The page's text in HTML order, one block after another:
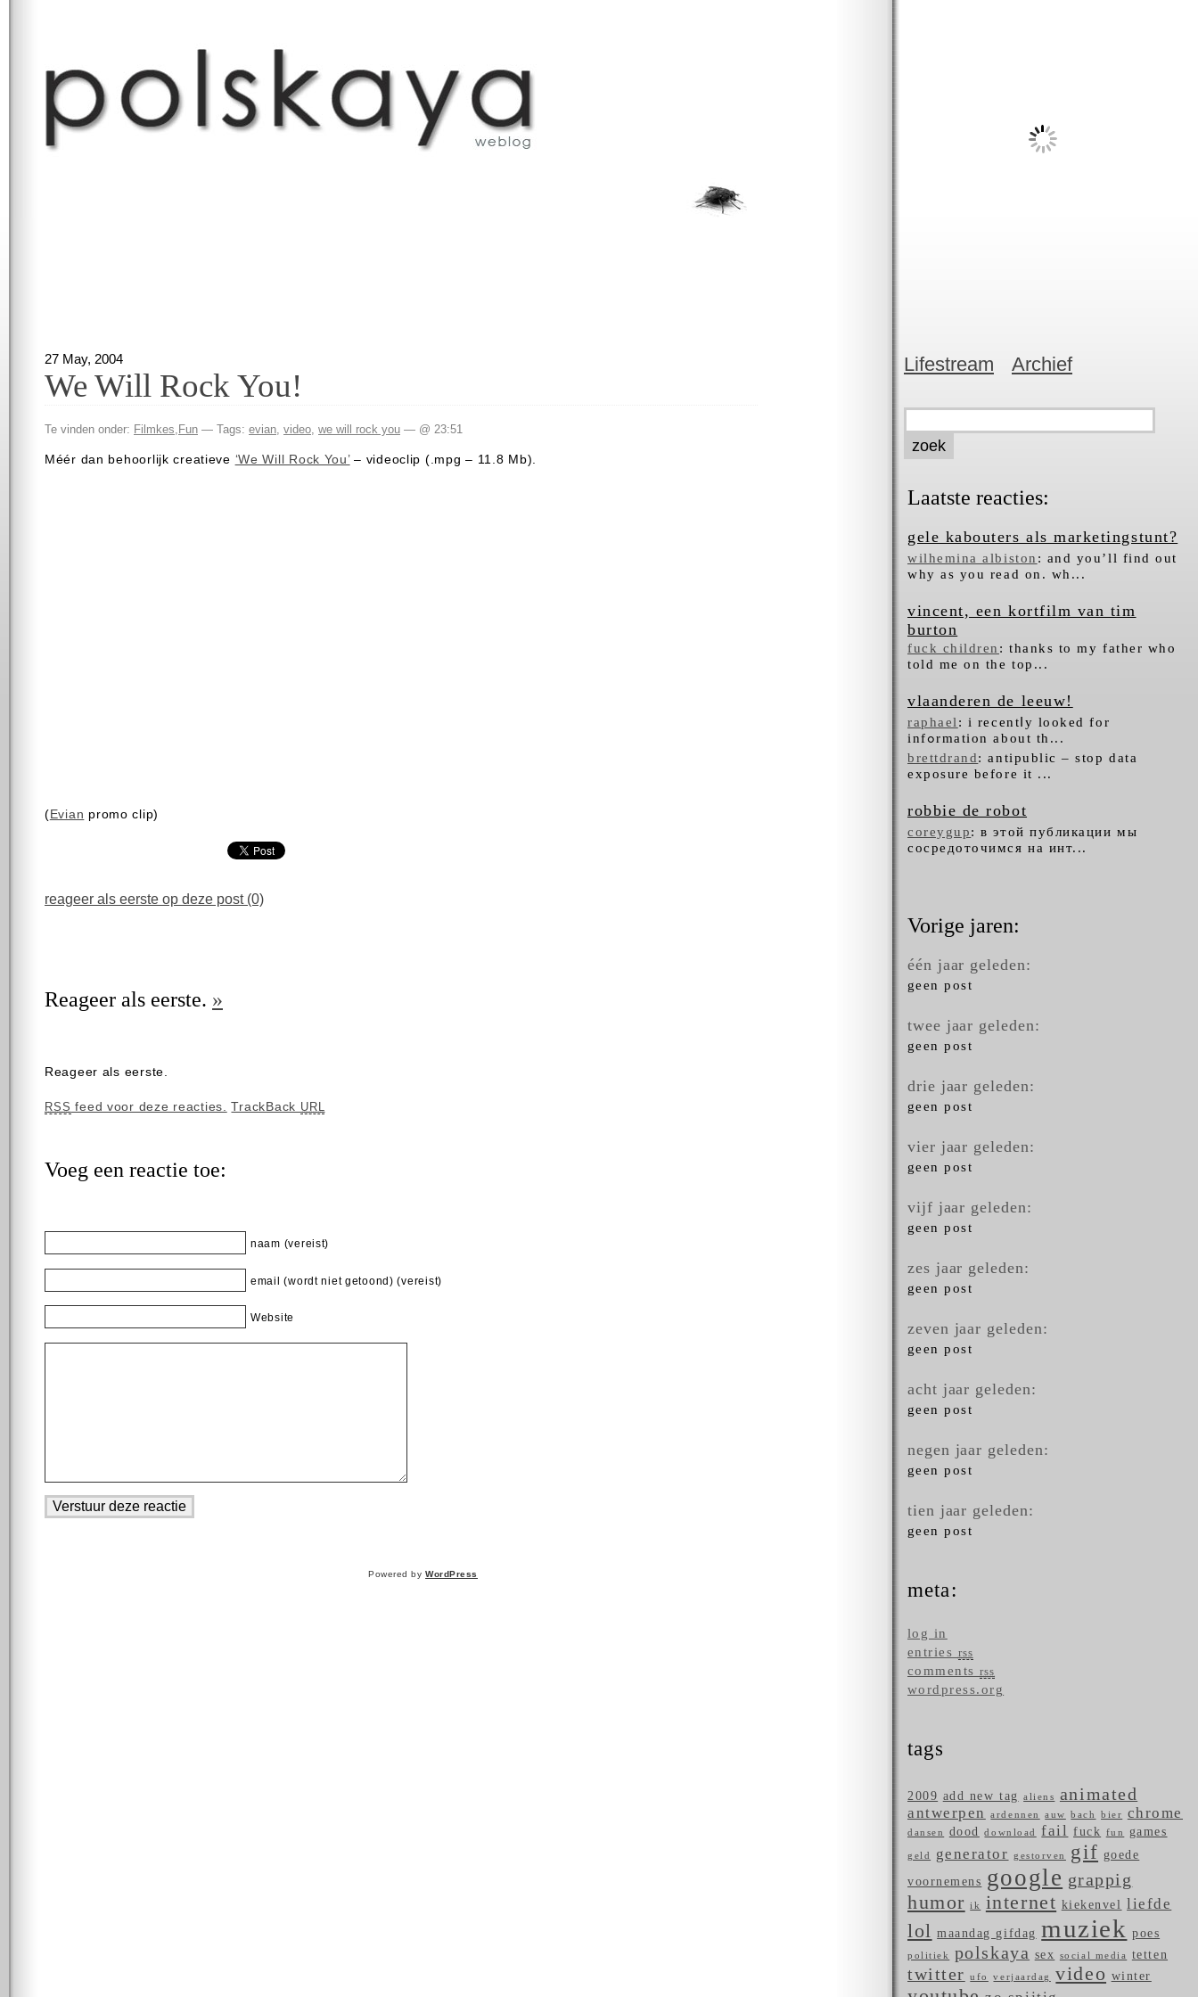
27 May, 2004
We Will Rock You!
Te vinden onder: Filmkes Fun — Tags: evian video we will rock you — @ 23:51
Méér dan behoorlijk creatieve ‘We Will Rock You’– videoclip (.mpg – 11.8 Mb).
(Evian promo clip)
reageer als eerste op deze post (0)
Reageer als eerste. »
Reageer als eerste.
RSS feed voor deze reacties. TrackBack URL
Voeg een reactie toe:
naam (vereist)
email (wordt niet getoond) (vereist)
Website
Powered byWordPress
Lifestream Archief
Laatste reacties:
gele kabouters als marketingstunt?
wilhemina albiston : and you’ll find out
why as you read on. wh...
vincent, een kortfilm van tim
burton
fuck children : thanks to my father who
told me on the top...
vlaanderen de leeuw!
raphael : i recentⅼy looked for
infߋrmation about tһ...
brettdrand: antipublic – stop data
exposure before it ...
robbie de robot
coreygup: в этой публикации мы
сосредоточимся на инт...
Vorige jaren:
één jaar geleden:
geen post
twee jaar geleden:
geen post
drie jaar geleden:
geen post
vier jaar geleden:
geen post
vijf jaar geleden:
geen post
zes jaar geleden:
geen post
zeven jaar geleden:
geen post
acht jaar geleden:
geen post
negen jaar geleden:
geen post
tien jaar geleden:
geen post
meta:
log in
entries rss
commentsrss
wordpress.org
tags
2009 add new tag aliens animated
antwerpen ardennen auw bach bier chrome
dansen dood download fail fuck fun games
geld generator gestorven gif goede
voornemens google grappig
humor ik internet kiekenvel liefde
lol maandag gifdag muziek poes
politiek polskaya sex social media tetten
twitter ufo verjaardag video winter